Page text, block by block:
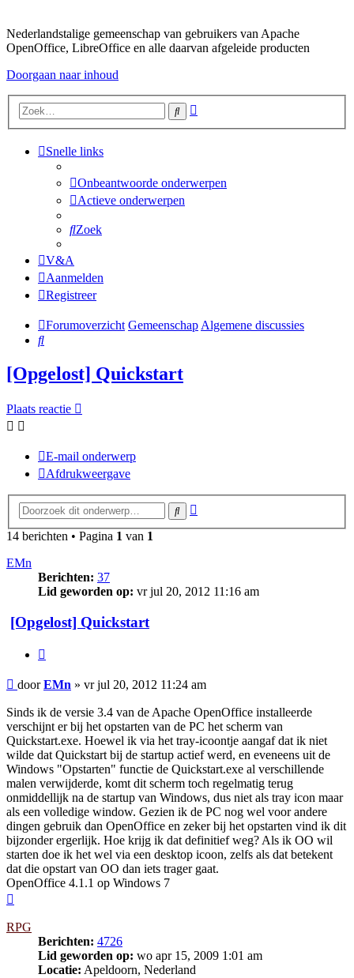
Nederlandstalige gemeenschap van gebruikers van Apache
OpenOffice, LibreOffice en alle daarvan afgeleide producten
Doorgaan naar inhoud
Zoek
Snelle links
Onbeantwoorde onderwerpen
Actieve onderwerpen
Zoek
V&A
Aanmelden
Registreer
Forumoverzicht Gemeenschap Algemene discussies
Zoek
[Opgelost] Quickstart
Plaats reactie
E-mail onderwerp
Afdrukweergave
Zoek
14 berichten • Pagina 1 van 1
EMn
Berichten: 37
Lid geworden op: vr jul 20, 2012 11:16 am
[Opgelost] Quickstart
Bericht
doorEMn » vr jul 20, 2012 11:24 am
Sinds ik de versie 3.4 van de Apache OpenOffice installeerde
verschijnt er bij het opstarten van de PC het scherm van
Quickstart.exe. Hoewel ik via het tray-icoontje aangaf dat ik niet
wilde dat Quickstart bij de startup actief werd, en eveneens uit de
Windows "Opstarten" functie de Quickstart.exe al verschillende
malen verwijderde, komt dit scherm toch regelmatig terug
onmiddellijk na de startup van Windows, dus niet als tray icon maar
als een volledige window. Gezien ik de PC nog wel voor andere
dingen gebruik dan OpenOffice en zeker bij het opstarten vind ik dit
bijzonder ergerlijk. Hoe krijg ik dat definitief weg? Als ik OO wil
starten doe ik het wel via een desktop icoon, zelfs als dat betekent
dat die opstart van OO dan iets trager gaat.
OpenOffice 4.1.1 op Windows 7
RPG
Berichten: 4726
Lid geworden op: wo apr 15, 2009 1:01 am
Locatie: Apeldoorn, Nederland